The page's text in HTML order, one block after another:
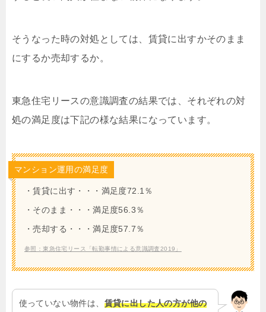
そうなった時の対処としては、賃貸に出すかそのまま
にするか売却するか。
東急住宅リースの意識調査の結果では、それぞれの対
処の満足度は下記の様な結果になっています。
マンション運用の満足度
・賃貸に出す・・・満足度72.1％
・そのまま・・・満足度56.3％
・売却する・・・満足度57.7％
参照：東急住宅リース「転勤事情による意識調査2019」
使っていない物件は、 賃貸に出した人の方が他の